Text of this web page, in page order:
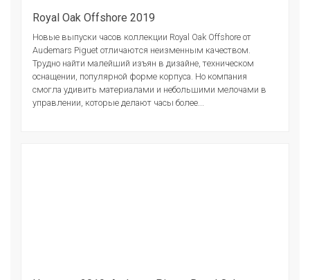
Royal Oak Offshore 2019
Новые выпуски часов коллекции Royal Oak Offshore от
Audemars Piguet отличаются неизменным качеством.
Трудно найти малейший изъян в дизайне, техническом
оснащении, популярной форме корпуса. Но компания
смогла удивить материалами и небольшими мелочами в
управлении, которые делают часы более...